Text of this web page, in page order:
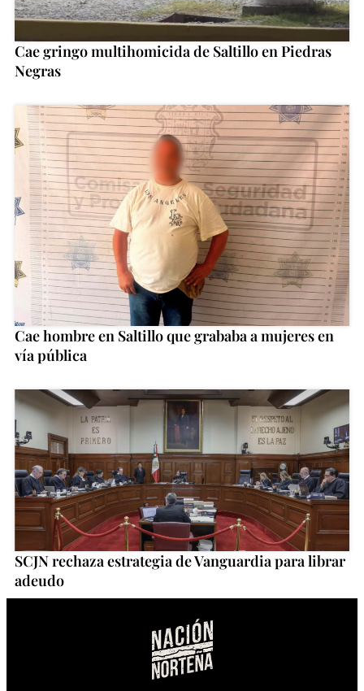
Cae gringo multihomicida de Saltillo en Piedras
Negras
Cae hombre en Saltillo que grababa a mujeres en
vía pública
SCJN rechaza estrategia de Vanguardia para librar
adeudo